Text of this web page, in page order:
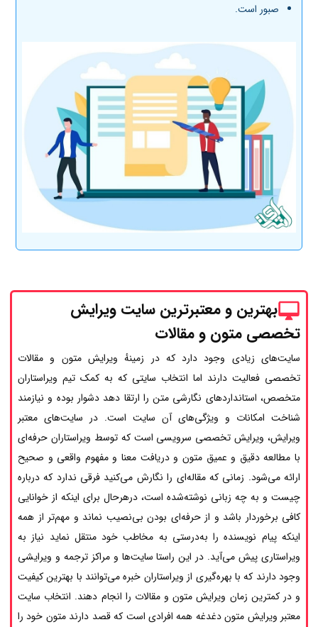
صبور است.
بهترین و معتبرترین سایت ویرایش
تخصصی متون و مقالات
سایت‌های زیادی وجود دارد که در زمینهٔ ویرایش متون و مقالات
تخصصی فعالیت دارند اما انتخاب سایتی که به کمک تیم ویراستاران
متخصص، استانداردهای نگارشی متن را ارتقا دهد دشوار بوده و نیازمند
شناخت امکانات و ویژگی‌های آن سایت است. در سایت‌های معتبر
ویرایش، ویرایش تخصصی سرویسی است که توسط ویراستاران حرفه‌ای
با مطالعه دقیق و عمیق متون و دریافت معنا و مفهوم واقعی و صحیح
ارائه می‌شود. زمانی که مقاله‌ای را نگارش می‌کنید فرقی ندارد که درباره
چیست و به چه زبانی نوشته‌شده است، درهرحال برای اینکه از خوانایی
کافی برخوردار باشد و از حرفه‌ای بودن بی‌نصیب نماند و مهم‌تر از همه
اینکه پیام نویسنده را به‌درستی به مخاطب خود منتقل نماید نیاز به
ویراستاری پیش می‌آید. در این راستا سایت‌ها و مراکز ترجمه و ویرایشی
وجود دارند که با بهره‌گیری از ویراستاران خبره می‌توانند با بهترین کیفیت
و در کمترین زمان ویرایش متون و مقالات را انجام دهند. انتخاب سایت
معتبر ویرایش متون دغدغه همه افرادی است که قصد دارند متون خود را